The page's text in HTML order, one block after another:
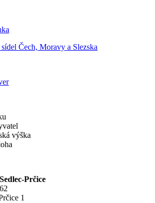
Čech, Moravy a Slezska
výška
Prčice
1